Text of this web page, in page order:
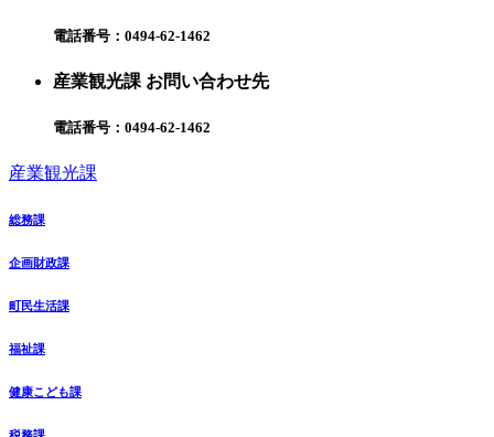
電話番号： 0494-62-1462
産業観光課 お問い合わせ先
電話番号： 0494-62-1462
産業観光課
総務課
企画財政課
町民生活課
福祉課
健康こども課